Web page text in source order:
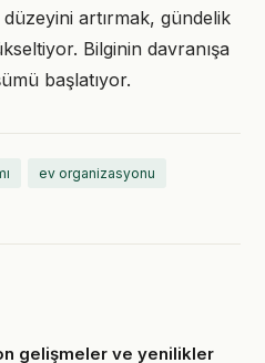
artırmak, gündelik
Bilginin davranışa
başlatıyor.
ev organizasyonu
gelişmeler ve yenilikler